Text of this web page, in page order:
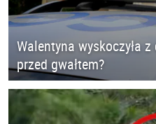
Walentyna wyskoczyła
przed gwałtem?